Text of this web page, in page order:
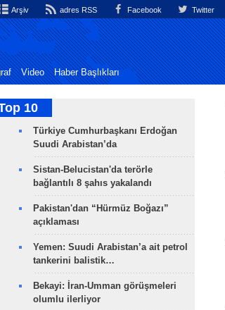
Arşiv adres RSS Facebook Twitter
Video Haber Başlıkları
10
Türkiye Cumhurbaşkanı Erdoğan
Suudi Arabistan’da
Sistan-Belucistan'da terörle
bağlantılı 8 şahıs yakalandı
Pakistan'dan “Hürmüz Boğazı”
açıklaması
Yemen: Suudi Arabistan’a ait petrol
tankerini balistik…
Bekayi: İran-Umman görüşmeleri
olumlu ilerliyor